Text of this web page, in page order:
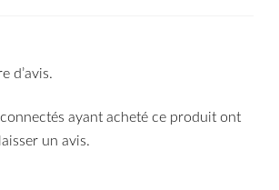
d’avis.
ayant acheté ce produit ont
un avis.